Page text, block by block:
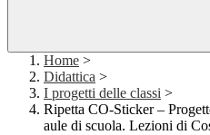
Home >
Didattica >
I progetti delle classi >
Ripetta CO-Sticker –
aule di scuola. Lezioni di